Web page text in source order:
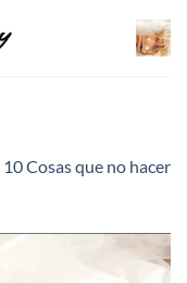
10 Cosas que no hacer